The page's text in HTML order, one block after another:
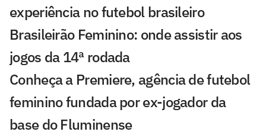
experiência no futebol brasileiro
Brasileirão Feminino: onde assistir aos
jogos da 14ª rodada
Conheça a Premiere, agência de futebol
feminino fundada por ex-jogador da
base do Fluminense